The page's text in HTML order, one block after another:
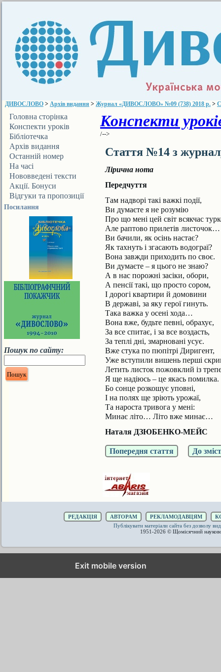
ДИВОСЛОВО > Архів видання > Журнал «ДИВОСЛОВО» №09 (738) 2018 р. >
Головна сторінка
Конспекти уроків
Бібліотечка
ДИВОСЛОВА
Архів видання
Останній номер
На часі
Нововведені тексти
Акції. Бонуси
Відгуки та пропозиції
Посилання
Пошук по сайту:
Конспекти
/-->
Стаття №14 з
Лірична нота
Передчуття
Там надворі такі важкі події,
Ви думаєте я не розумію
Про що мені цей світ всякчас
Але раптово прилетів листочок…
Ви бачили, як осінь настає?
Як тахнуть і згасають водограї?
Вона завжди приходить по своє.
Ви думаєте – я цього не знаю?
А в нас порожні засіки, обори,
А пенсії такі, що просто сором,
І дорогі квартири й домовини
В державі, за яку герої гинуть.
Така важка у осені хода…
Вона вже, будьте певні, обрахує,
За все спитає, і за все воздасть,
За теплі дні, змарновані усує.
Вже стука по пюпітрі Диригент,
Уже вступили вишень перші
Летить листок пожовклий із
Я ще надіюсь – це якась помилка.
Бо сонце розкошує уповні,
І на полях ще зріють урожаї,
Та нароста тривога у мені:
Минає літо… Літо вже минає…
Наталя ДЗЮБЕНКО-МЕЙС
Попередня стаття До
РЕДАКЦІЯ АВТОРАМ РЕКЛАМОДАВЦЯМ
Публікувати матеріали сайта без дозволу
1951-2026 © Щомісячний
Exit mobile version